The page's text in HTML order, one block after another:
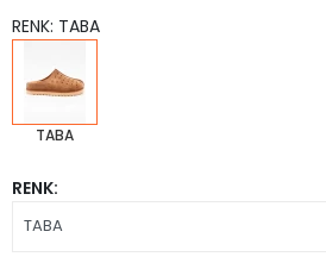
RENK: TABA
TABA
RENK: